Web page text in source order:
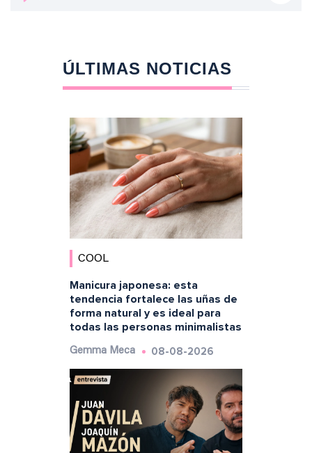
ÚLTIMAS NOTICIAS
COOL
Manicura japonesa: esta
tendencia fortalece las uñas de
forma natural y es ideal para
todas las personas minimalistas
Gemma Meca 08-08-2026